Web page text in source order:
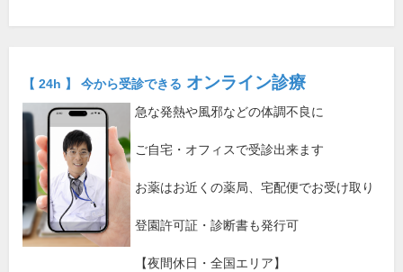
【 24h 】 今から受診できる オンライン診療
急な発熱や風邪などの体調不良に
ご自宅・オフィスで受診出来ます
お薬はお近くの薬局、宅配便でお受け取り
登園許可証・診断書も発行可
【夜間休日・全国エリア】